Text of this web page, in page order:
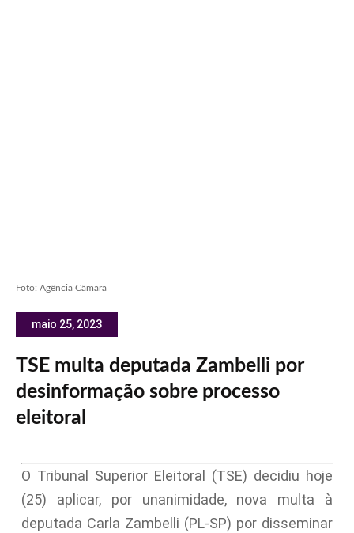
Foto: Agência Câmara
maio 25, 2023
TSE multa deputada Zambelli por
desinformação sobre processo
eleitoral
O Tribunal Superior Eleitoral (TSE) decidiu hoje
(25) aplicar, por unanimidade, nova multa à
deputada Carla Zambelli (PL-SP) por disseminar